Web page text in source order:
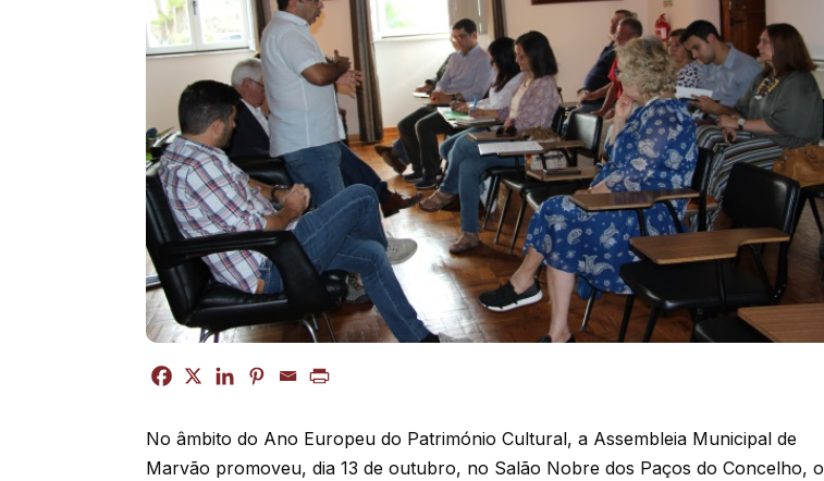
No âmbito do Ano Europeu do Património Cultural, a Assembleia Municipal de
Marvão promoveu, dia 13 de outubro, no Salão Nobre dos Paços do Concelho, o